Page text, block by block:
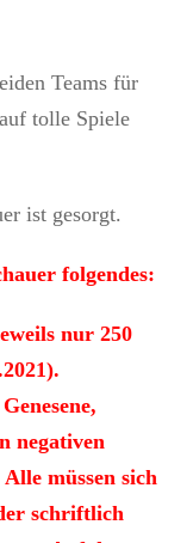
Teams für
tolle Spiele
ist gesorgt.
folgendes:
nur 250
negativen
müssen sich
schriftlich